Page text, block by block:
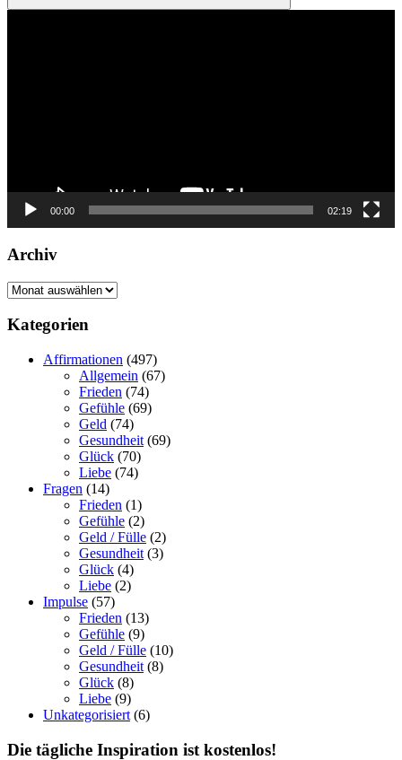
Suchen
00:00 02:19
Archiv
Archiv
Kategorien
Affirmationen (497)
Allgemein (67)
Frieden (74)
Gefühle (69)
Geld (74)
Gesundheit (69)
Glück (70)
Liebe (74)
Fragen (14)
Frieden (1)
Gefühle (2)
Geld / Fülle (2)
Gesundheit (3)
Glück (4)
Liebe (2)
Impulse (57)
Frieden (13)
Gefühle (9)
Geld / Fülle (10)
Gesundheit (8)
Glück (8)
Liebe (9)
Unkategorisiert (6)
Die tägliche Inspiration ist kostenlos!